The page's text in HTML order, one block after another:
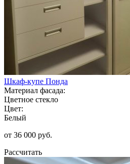
Шкаф-купе Понда
Материал фасада:
Цветное стекло
Цвет:
Белый
от 36 000 руб.
Рассчитать